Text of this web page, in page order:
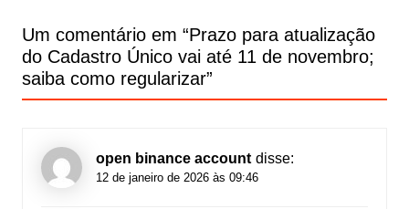
Um comentário em “Prazo para atualização
do Cadastro Único vai até 11 de novembro;
saiba como regularizar”
open binance account disse:
12 de janeiro de 2026 às 09:46